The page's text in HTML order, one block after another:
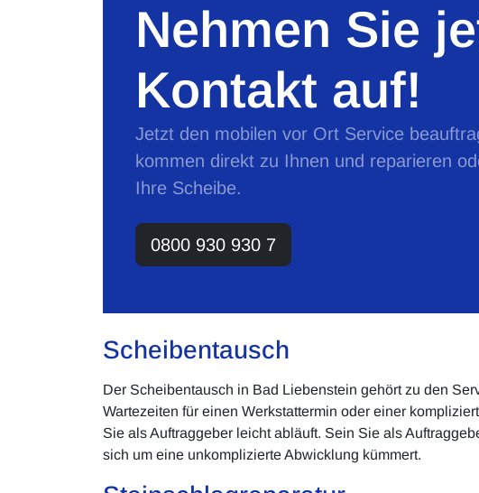
Nehmen Sie
Kontakt auf!
Jetzt den mobilen vor Ort Service
kommen direkt zu Ihnen und reparieren
Ihre Scheibe.
0800 930 930 7
Scheibentausch
Der Scheibentausch in Bad Liebenstein gehört zu den
Wartezeiten für einen Werkstattermin oder einer
Sie als Auftraggeber leicht abläuft. Sein Sie als
sich um eine unkomplizierte Abwicklung kümmert.